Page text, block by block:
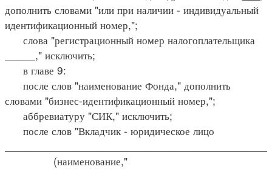
дополнить словами "или при наличии - индивидуальный
идентификационный номер,";
слова "регистрационный номер налогоплательщика
_____," исключить;
в главе 9:
после слов "наименование Фонда," дополнить
словами "бизнес-идентификационный номер,";
аббревиатуру "СИК," исключить;
после слов "Вкладчик - юридическое лицо
(наименование,"